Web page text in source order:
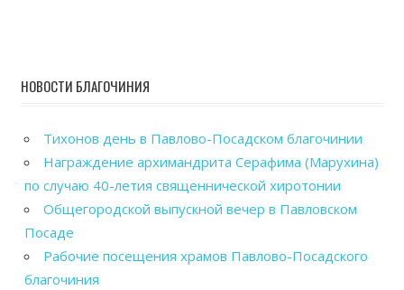
НОВОСТИ БЛАГОЧИНИЯ
Тихонов день в Павлово-Посадском благочинии
Награждение архимандрита Серафима (Марухина)
по случаю 40-летия священнической хиротонии
Общегородской выпускной вечер в Павловском
Посаде
Рабочие посещения храмов Павлово-Посадского
благочиния